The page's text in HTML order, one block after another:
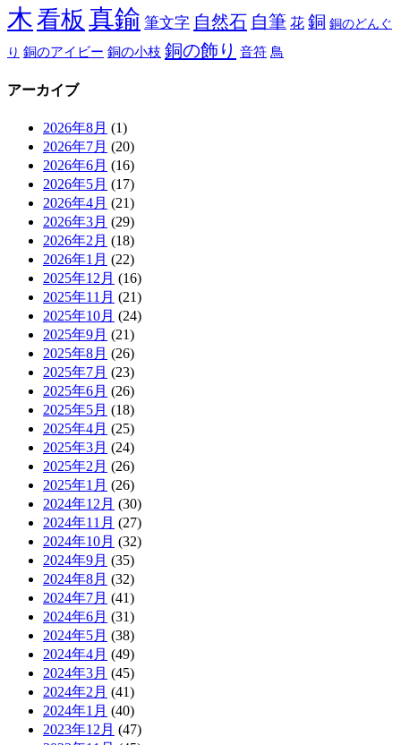
木看板 真鍮 筆文字 自然石 自筆 花 銅 銅のどんぐ
り 銅のアイビー 銅の小枝 銅の飾り 音符 鳥
アーカイブ
2026年8月 (1)
2026年7月 (20)
2026年6月 (16)
2026年5月 (17)
2026年4月 (21)
2026年3月 (29)
2026年2月 (18)
2026年1月 (22)
2025年12月 (16)
2025年11月 (21)
2025年10月 (24)
2025年9月 (21)
2025年8月 (26)
2025年7月 (23)
2025年6月 (26)
2025年5月 (18)
2025年4月 (25)
2025年3月 (24)
2025年2月 (26)
2025年1月 (26)
2024年12月 (30)
2024年11月 (27)
2024年10月 (32)
2024年9月 (35)
2024年8月 (32)
2024年7月 (41)
2024年6月 (31)
2024年5月 (38)
2024年4月 (49)
2024年3月 (45)
2024年2月 (41)
2024年1月 (40)
2023年12月 (47)